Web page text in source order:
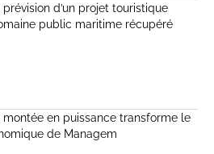
prévision d’un projet touristique
public maritime récupéré
en puissance transforme le
de Managem